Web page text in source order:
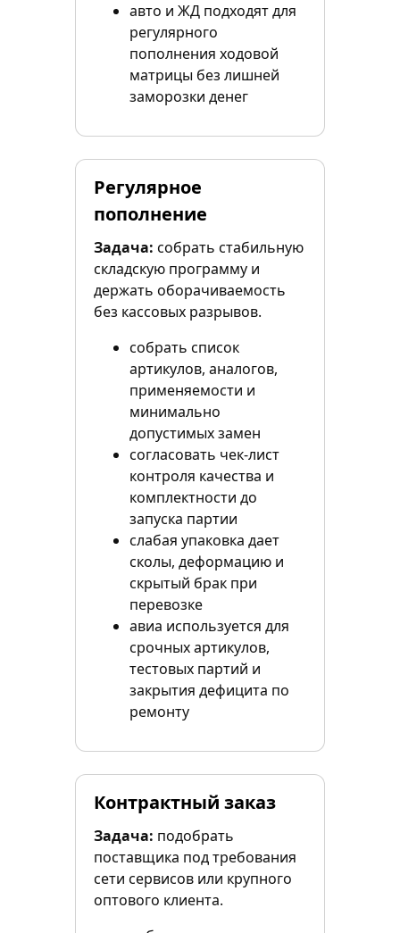
авто и ЖД подходят для
регулярного
пополнения ходовой
матрицы без лишней
заморозки денег
Регулярное
пополнение
Задача: собрать стабильную
складскую программу и
держать оборачиваемость
без кассовых разрывов.
собрать список
артикулов, аналогов,
применяемости и
минимально
допустимых замен
согласовать чек-лист
контроля качества и
комплектности до
запуска партии
слабая упаковка дает
сколы, деформацию и
скрытый брак при
перевозке
авиа используется для
срочных артикулов,
тестовых партий и
закрытия дефицита по
ремонту
Контрактный заказ
Задача: подобрать
поставщика под требования
сети сервисов или крупного
оптового клиента.